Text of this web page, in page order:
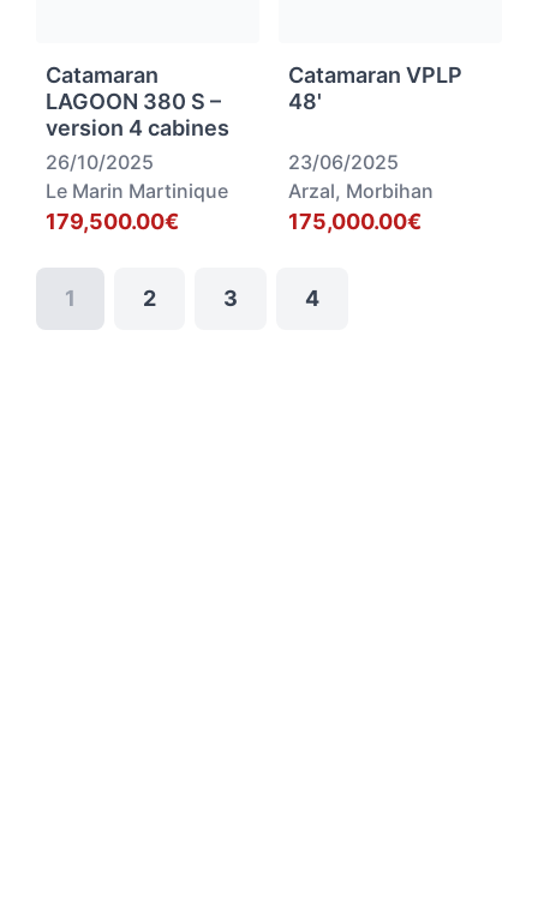
Catamaran
LAGOON 380 S –
version 4 cabines
26/10/2025
Le Marin Martinique
179,500.00€
Catamaran VPLP
48'
23/06/2025
Arzal, Morbihan
175,000.00€
1 2 3 4